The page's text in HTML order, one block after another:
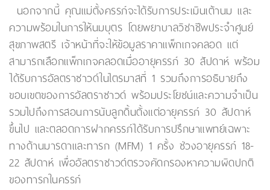
นอกจากนี้ คุณแม่ตั้งครรภ์จะได้รับการประเมินเต้านม และ
ความพร้อมในการให้นมบุตร โดยพยาบาลวิชาชีพประจำศูนย์
สุขภาพสตรี เจ้าหน้าที่จะให้ข้อมูลราคาแพ็กเกจคลอด แต่
สามารถเลือกแพ็กเกจคลอดเมื่ออายุครรภ์ 30 สัปดาห์ พร้อม
ได้รับการอัลตราซาวด์ในไตรมาสที่ 1 รวมถึงการอธิบายถึง
ขอบเขตของการอัลตราซาวด์ พร้อมประโยชน์และความจำเป็น
รวมไปถึงการสอนการนับลูกดิ้นตั้งแต่อายุครรภ์ 30 สัปดาห์
ขึ้นไป และตลอดการฝากครรภ์ได้รับการปรึกษาแพทย์เฉพาะ
ทางด้านมารดาและทารก (MFM) 1 ครั้ง ช่วงอายุครรภ์ 18-
22 สัปดาห์ เพื่ออัลตราซาวด์ตรวจคัดกรองหาความผิดปกติ
ของทารกในครรภ์